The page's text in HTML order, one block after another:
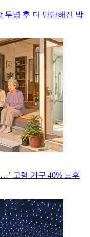
투병 후 더 단단해진 박
고령 가구 40% 노후